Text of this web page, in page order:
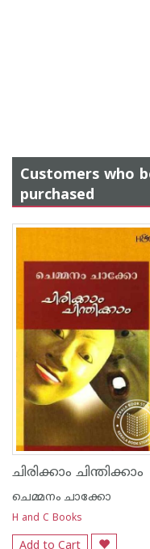
Customers who
purchased
ചിരിക്കാം ചിന്തിക്കാം
ചെമ്മനം ചാക്കോ
H and C Books
Add to Cart